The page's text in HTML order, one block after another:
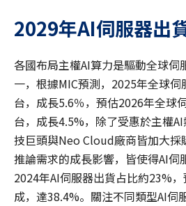
2029年AI伺服器出
各國布局主權AI算力是驅動全球伺
一，根據MIC預測，2025年全球
台，成長5.6％，預估2026年全球
台，成長4.5%，除了受惠於主權
技巨頭與Neo Cloud廠商皆加大採
推論需求的成長影響，皆使得AI伺
2024年AI伺服器出貨占比約23%
成，達38.4%。關注不同類型AI伺